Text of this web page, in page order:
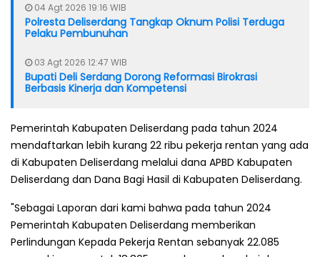
04 Agt 2026 19:16 WIB
Polresta Deliserdang Tangkap Oknum Polisi Terduga
Pelaku Pembunuhan
03 Agt 2026 12:47 WIB
Bupati Deli Serdang Dorong Reformasi Birokrasi
Berbasis Kinerja dan Kompetensi
Pemerintah Kabupaten Deliserdang pada tahun 2024
mendaftarkan lebih kurang 22 ribu pekerja rentan yang ada
di Kabupaten Deliserdang melalui dana APBD Kabupaten
Deliserdang dan Dana Bagi Hasil di Kabupaten Deliserdang.
"Sebagai Laporan dari kami bahwa pada tahun 2024
Pemerintah Kabupaten Deliserdang memberikan
Perlindungan Kepada Pekerja Rentan sebanyak 22.085